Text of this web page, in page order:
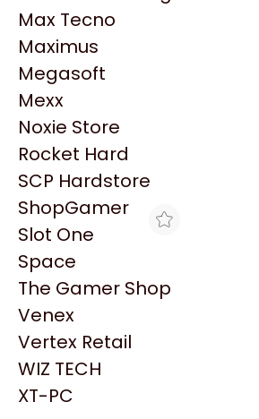
MSI
NVIDIA GeForce
NZXT
PNY
Palit
Philips
PowerColor
Razer
Redragon
Samsung
Sandisk
Sapphire
Seagate
Sentey
Solarmax
Max Tecno
Maximus
Megasoft
Mexx
Noxie Store
Rocket Hard
SCP Hardstore
ShopGamer
Slot One
Space
The Gamer Shop
Venex
Vertex Retail
WIZ TECH
XT-PC
Productos
Similares
Explorá más productos similares
CROSSHAIR GAMING
LIQUID COOLER CORSAIR
ICUE LINK TITAN 240 RX
RGB NEGRO
$167.727